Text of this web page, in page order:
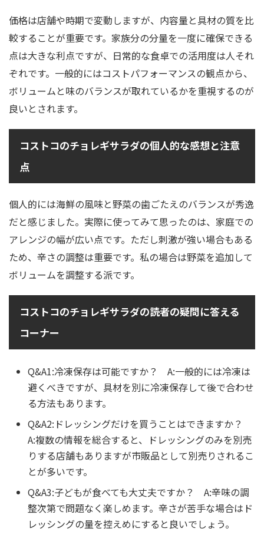
価格は店舗や時期で変動しますが、内容量と具材の質を比
較することが重要です。家族分の分量を一度に確保できる
点は大きな利点ですが、日常的な食卓での活用度は人それ
ぞれです。一般的にはコストパフォーマンスの観点から、
ボリュームと味のバランスが取れているかを重視するのが
良いとされます。
コストコのチョレギサラダの個人的な感想と注意
点
個人的には海鮮の風味と野菜の歯ごたえのバランスが秀逸
だと感じました。実際に使ってみて思ったのは、家庭での
アレンジの幅が広い点です。ただし刺激が強い場合もある
ため、辛さの調整は重要です。私の場合は野菜を追加して
ボリュームを調整する派です。
コストコのチョレギサラダの読者の疑問に答える
コーナー
Q&A1:冷凍保存は可能ですか？ A:一般的には冷凍は
避くべきですが、具材を別に冷凍保存して後で合わせ
る方法もあります。
Q&A2:ドレッシングだけを買うことはできますか？
A:複数の情報を総合すると、ドレッシングのみを別売
りする店舗もありますが市販品として別売りされるこ
とが多いです。
Q&A3:子どもが食べても大丈夫ですか？ A:辛味の調
整次第で問題なく楽しめます。辛さが苦手な場合はド
レッシングの量を控えめにすると良いでしょう。